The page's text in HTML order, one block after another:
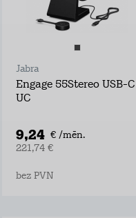
Jabra
Engage 55Stereo USB-C
UC
9,24 € /mēn.
221,74 €
bez PVN